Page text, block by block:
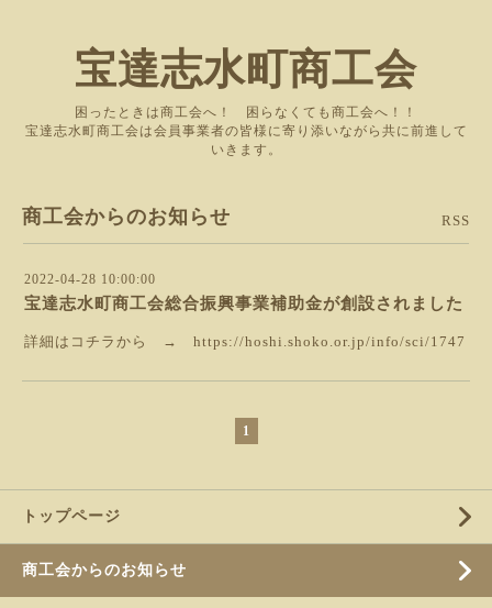
宝達志水町商工会
困ったときは商工会へ！ 困らなくても商工会へ！！
宝達志水町商工会は会員事業者の皆様に寄り添いながら共に前進して
いきます。
商工会からのお知らせ RSS
2022-04-28 10:00:00
宝達志水町商工会総合振興事業補助金が創設されました
詳細はコチラから → https://hoshi.shoko.or.jp/info/sci/1747
1
トップページ
商工会からのお知らせ